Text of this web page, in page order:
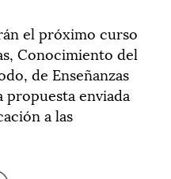
el próximo curso
Conocimiento del
de Enseñanzas
enviada
a las